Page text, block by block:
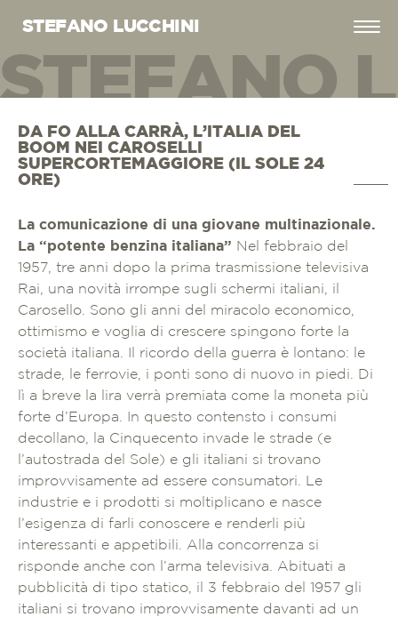
STEFANO LUCCHINI
DA FO ALLA CARRÀ, L’ITALIA DEL
BOOM NEI CAROSELLI
SUPERCORTEMAGGIORE (IL SOLE 24
ORE)
La comunicazione di una giovane multinazionale.
La “potente benzina italiana” Nel febbraio del
1957, tre anni dopo la prima trasmissione televisiva
Rai, una novità irrompe sugli schermi italiani, il
Carosello. Sono gli anni del miracolo economico,
ottimismo e voglia di crescere spingono forte la
società italiana. Il ricordo della guerra è lontano: le
strade, le ferrovie, i ponti sono di nuovo in piedi. Di
lì a breve la lira verrà premiata come la moneta più
forte d’Europa. In questo contensto i consumi
decollano, la Cinquecento invade le strade (e
l’autostrada del Sole) e gli italiani si trovano
improvvisamente ad essere consumatori. Le
industrie e i prodotti si moltiplicano e nasce
l’esigenza di farli conoscere e renderli più
interessanti e appetibili. Alla concorrenza si
risponde anche con l’arma televisiva. Abituati a
pubblicità di tipo statico, il 3 febbraio del 1957 gli
italiani si trovano improvvisamente davanti ad un